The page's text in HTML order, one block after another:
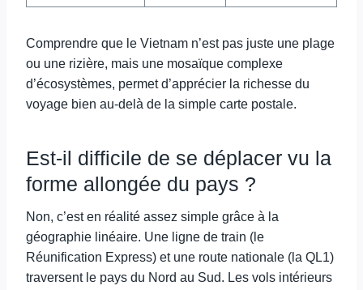
Comprendre que le Vietnam n’est pas juste une plage
ou une rizière, mais une mosaïque complexe
d’écosystèmes, permet d’apprécier la richesse du
voyage bien au-delà de la simple carte postale.
Est-il difficile de se déplacer vu la
forme allongée du pays ?
Non, c’est en réalité assez simple grâce à la
géographie linéaire. Une ligne de train (le
Réunification Express) et une route nationale (la QL1)
traversent le pays du Nord au Sud. Les vols intérieurs